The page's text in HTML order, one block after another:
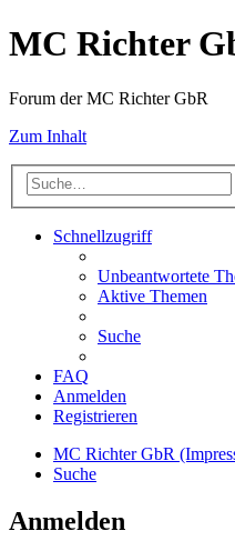
MC Richter
Forum der MC Richter GbR
Zum Inhalt
Schnellzugriff
Unbeantwortete
Aktive Themen
Suche
FAQ
Anmelden
Registrieren
MC Richter GbR
Suche
Anmelden